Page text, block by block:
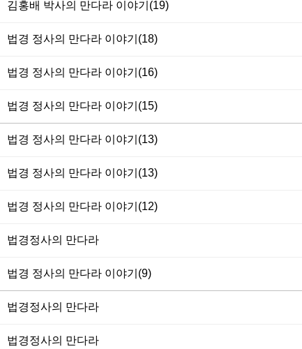
김홍배 박사의 만다라 이야기(19)
법경 정사의 만다라 이야기(18)
법경 정사의 만다라 이야기(16)
법경 정사의 만다라 이야기(15)
법경 정사의 만다라 이야기(13)
법경 정사의 만다라 이야기(13)
법경 정사의 만다라 이야기(12)
법경정사의 만다라
법경 정사의 만다라 이야기(9)
법경정사의 만다라
법경정사의 만다라